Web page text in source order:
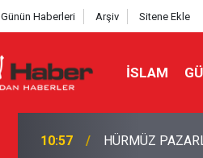
Günün Haberleri Arşiv Sitene Ekle
İSLAM
10:57 HÜRMÜZ